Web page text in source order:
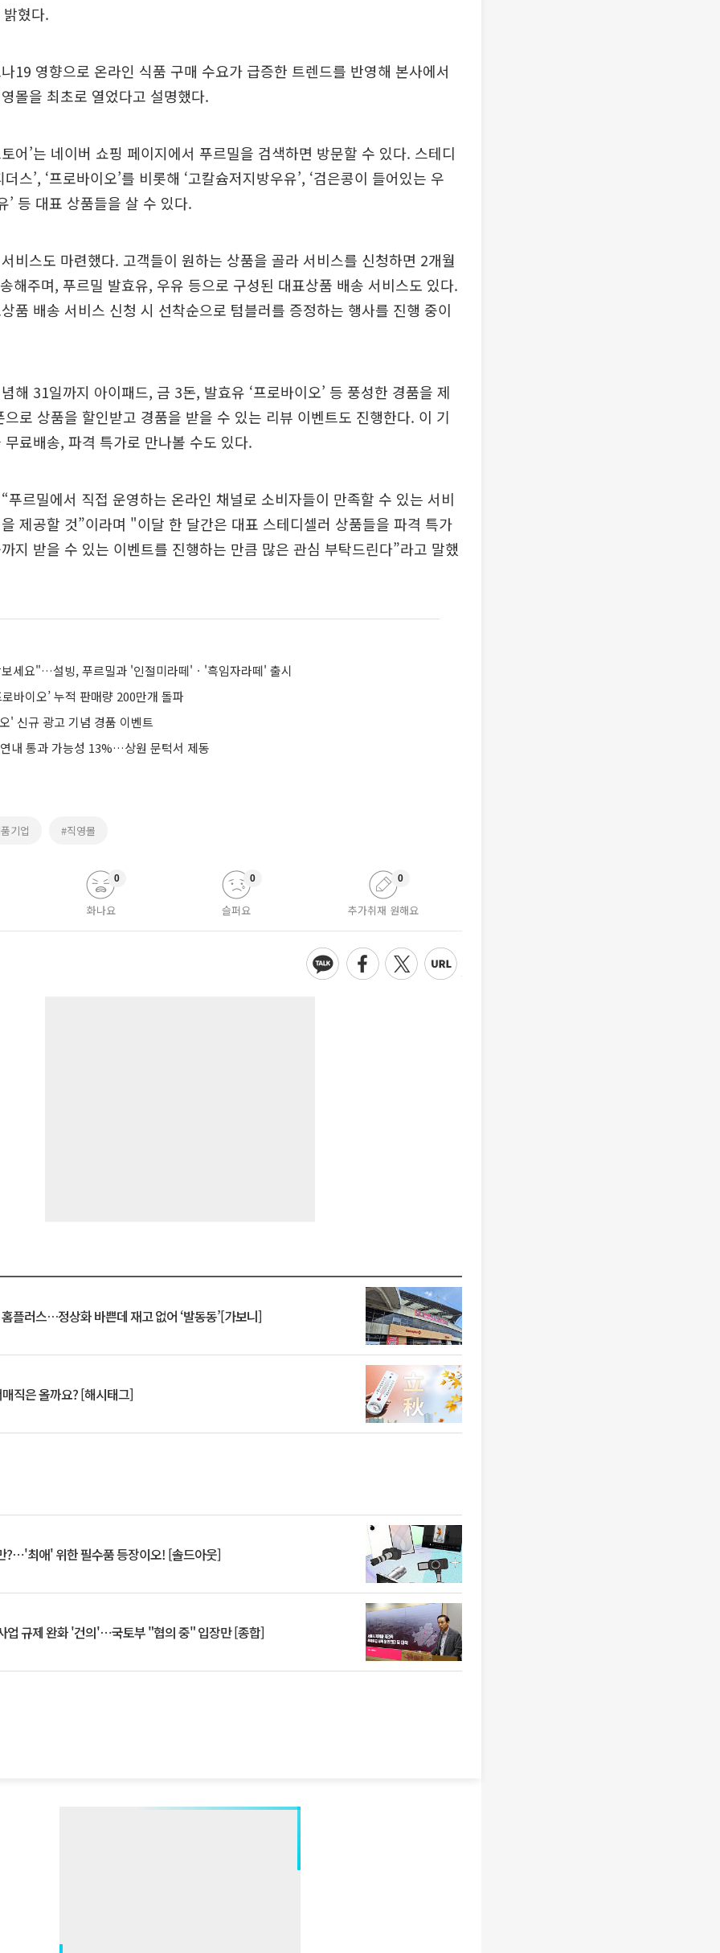
혔다.
19 영향으로 온라인 식품 구매 수요가 급증한 트렌드를 반영해 본사에서
몰을 최초로 열었다고 설명했다.
어’는 네이버 쇼핑 페이지에서 푸르밀을 검색하면 방문할 수 있다. 스테디
스’, ‘프로바이오’를 비롯해 ‘고칼슘저지방우유’, ‘검은콩이 들어있는 우
’ 등 대표 상품들을 살 수 있다.
비스도 마련했다. 고객들이 원하는 상품을 골라 서비스를 신청하면 2개월
해주며, 푸르밀 발효유, 우유 등으로 구성된 대표상품 배송 서비스도 있다.
품 배송 서비스 신청 시 선착순으로 텀블러를 증정하는 행사를 진행 중이
해 31일까지 아이패드, 금 3돈, 발효유 ‘프로바이오’ 등 풍성한 경품을 제
로 상품을 할인받고 경품을 받을 수 있는 리뷰 이벤트도 진행한다. 이 기
료배송, 파격 특가로 만나볼 수도 있다.
푸르밀에서 직접 운영하는 온라인 채널로 소비자들이 만족할 수 있는 서비
제공할 것”이라며 "이달 한 달간은 대표 스테디셀러 상품들을 파격 특가
지 받을 수 있는 이벤트를 진행하는 만큼 많은 관심 부탁드린다”라고 말했
세요"…설빙, 푸르밀과 '인절미라떼'ㆍ'흑임자라떼' 출시
바이오’ 누적 판매량 200만개 돌파
' 신규 광고 기념 경품 이벤트
내 통과 가능성 13%…상원 문턱서 제동
기업 #직영몰
화나요
0
슬퍼요
0
추가취재 원해요
0
플러스…정상화 바쁜데 재고 없어 ‘발동동’[가보니]
직은 올까요? [해시태그]
?⋯'최애' 위한 필수품 등장이오! [솔드아웃]
업 규제 완화 '건의'⋯국토부 "협의 중" 입장만 [종합]